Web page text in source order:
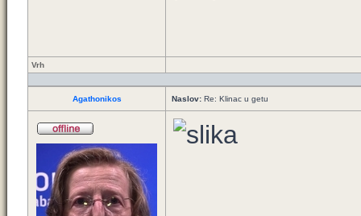
Vrh
Agathonikos Naslov: Re: Klinac u getu